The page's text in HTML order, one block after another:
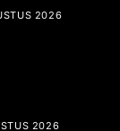
2026
2026